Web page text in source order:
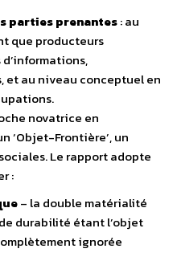
parties prenantes: au
que producteurs
et au niveau conceptuel en
novatrice en
‘Objet-Frontière’, un
Le rapport adopte
:
– la double matérialité
durabilité étant l’objet
ignorée